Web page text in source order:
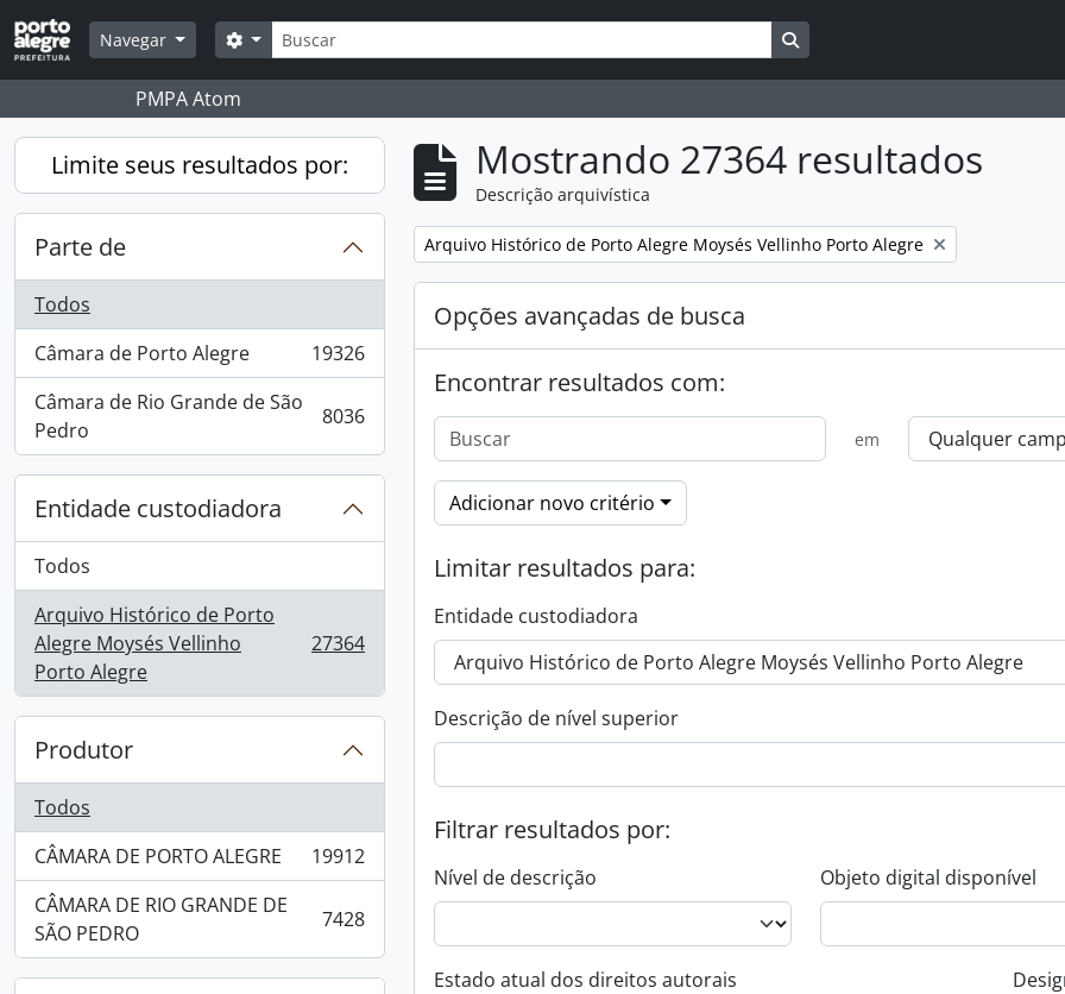
Skip to main content
Navegar
Buscar
Opções de busca Busque na página de navegação
PMPA Atom
Limite seus resultados por:
Parte de
Todos
Câmara de Porto Alegre
, 19326 resultados
19326
Câmara de Rio Grande de São
Pedro
, 8036 resultados 8036
Entidade custodiadora
Todos
Arquivo Histórico de Porto
Alegre Moysés Vellinho
Porto Alegre
, 27364 resultados 27364
Produtor
Todos
CÂMARA DE PORTO ALEGRE
, 19912 resultados
19912
CÂMARA DE RIO GRANDE DE
SÃO PEDRO
, 7428 resultados 7428
Mostrando 27364 resultados
Descrição arquivística
Remover filtro:
Arquivo Histórico de Porto Alegre Moysés Vellinho Porto Alegre
Opções avançadas de busca
Encontrar resultados com:
em
Adicionar novo critério
Limitar resultados para:
Entidade custodiadora
Descrição de nível superior
Filtrar resultados por:
Nível de descrição Objeto digital disponível
Estado atual dos direitos autorais